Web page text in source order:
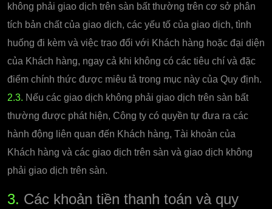
không phải giao dịch trên sàn bất thường trên cơ sở phân
tích bản chất của giao dịch, các yếu tố của giao dịch, tình
huống đi kèm và việc trao đổi với Khách hàng hoặc đại diện
của Khách hàng, ngay cả khi không có các tiêu chí và đặc
điểm chính thức được miêu tả trong mục này của Quy định.
2.3. Nếu các giao dịch không phải giao dịch trên sàn bất
thường được phát hiện, Công ty có quyền tự đưa ra các
hành động liên quan đến Khách hàng, Tài khoản của
Khách hàng và các giao dịch trên sàn và giao dịch không
phải giao dịch trên sàn.
3. Các khoản tiền thanh toán và quy